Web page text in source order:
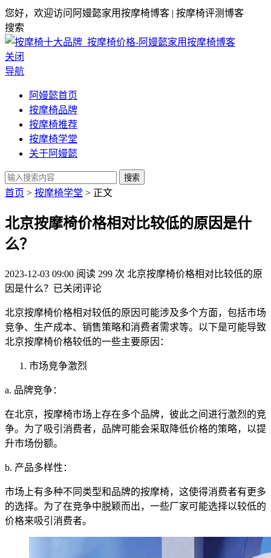
您好，欢迎访问阿嫚懿家用按摩椅博客 | 按摩椅评测博客
搜索
关闭
导航
阿嫚懿首页
按摩椅品牌
按摩椅推荐
按摩椅学堂
关于阿嫚懿
搜索
首页 > 按摩椅学堂 > 正文
北京按摩椅价格相对比较低的原因是什
么？
2023-12-03 09:00 阅读 299 次 北京按摩椅价格相对比较低的原
因是什么？ 已关闭评论
北京按摩椅价格相对较低的原因可能涉及多个方面，包括市场
竞争、生产成本、销售策略和消费者需求等。以下是可能导致
北京按摩椅价格较低的一些主要原因：
市场竞争激烈
a. 品牌竞争：
在北京，按摩椅市场上存在多个品牌，彼此之间进行激烈的竞
争。为了吸引消费者，品牌可能会采取降低价格的策略，以提
升市场份额。
b. 产品多样性：
市场上有多种不同类型和品牌的按摩椅，这使得消费者有更多
的选择。为了在竞争中脱颖而出，一些厂家可能选择以较低的
价格来吸引消费者。